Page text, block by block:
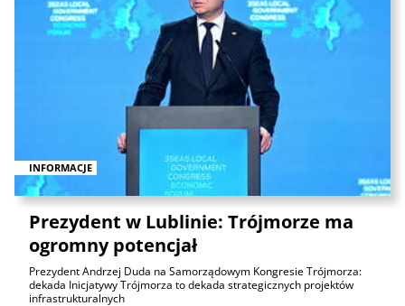
INFORMACJE
Prezydent w Lublinie: Trójmorze ma
ogromny potencjał
Prezydent Andrzej Duda na Samorządowym Kongresie Trójmorza:
dekada Inicjatywy Trójmorza to dekada strategicznych projektów
infrastrukturalnych